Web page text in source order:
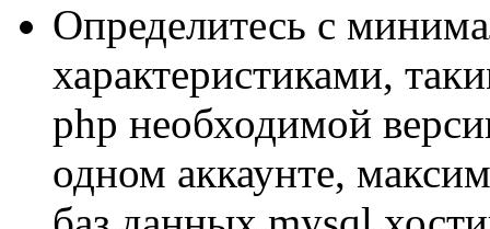
Определитесь с
характеристиками,
php необходимой
одном аккаунте,